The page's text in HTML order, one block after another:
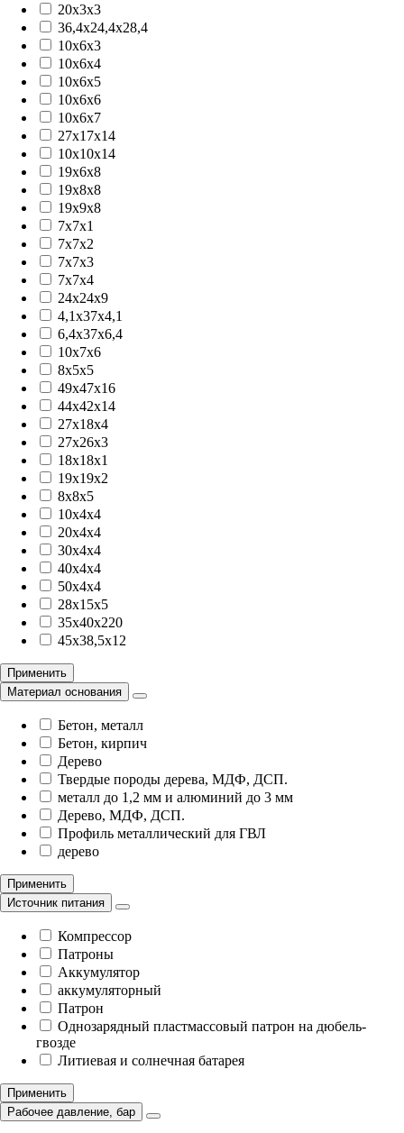
20x3x3
36,4x24,4x28,4
10x6x3
10x6x4
10x6x5
10x6x6
10x6x7
27x17x14
10x10x14
19x6x8
19x8x8
19x9x8
7x7x1
7x7x2
7x7x3
7x7x4
24x24x9
4,1x37x4,1
6,4x37x6,4
10x7x6
8х5х5
49x47x16
44x42x14
27x18x4
27x26x3
18x18x1
19x19x2
8x8x5
10х4х4
20х4х4
30х4х4
40х4х4
50х4х4
28x15x5
35x40x220
45x38,5x12
Применить
Материал основания
Бетон, металл
Бетон, кирпич
Дерево
Твердые породы дерева, МДФ, ДСП.
металл до 1,2 мм и алюминий до 3 мм
Дерево, МДФ, ДСП.
Профиль металлический для ГВЛ
дерево
Применить
Источник питания
Компрессор
Патроны
Аккумулятор
аккумуляторный
Патрон
Однозарядный пластмассовый патрон на дюбель-
гвозде
Литиевая и солнечная батарея
Применить
Рабочее давление, бар